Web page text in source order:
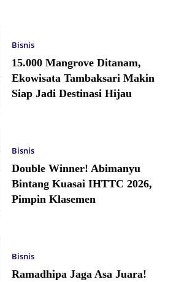
Bisnis
15.000 Mangrove Ditanam,
Ekowisata Tambaksari Makin
Siap Jadi Destinasi Hijau
Bisnis
Double Winner! Abimanyu
Bintang Kuasai IHTTC 2026,
Pimpin Klasemen
Bisnis
Ramadhipa Jaga Asa Juara!